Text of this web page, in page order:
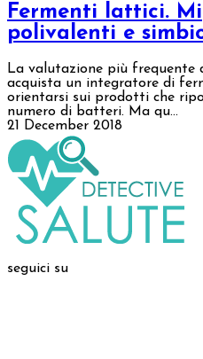
Fermenti lattici.
polivalenti e
La valutazione più frequente
acquista un integratore di
orientarsi sui prodotti che
numero di batteri. Ma qu...
21 December 2018
seguici su